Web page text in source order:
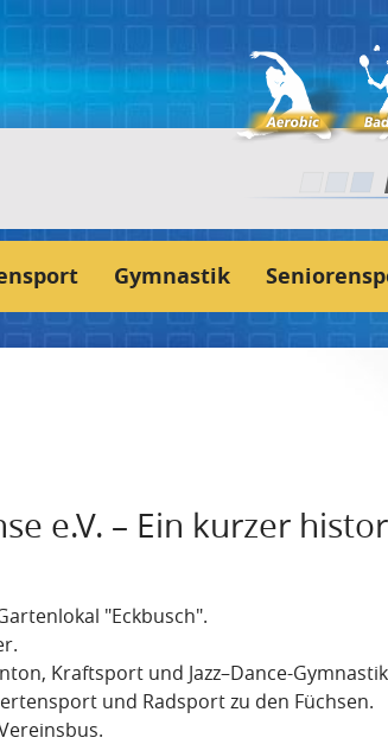
Gymnastik
e.V. – Ein kurzer
"Eckbusch".
Kraftsport und Jazz–Dance-
und Radsport zu den Füchsen.